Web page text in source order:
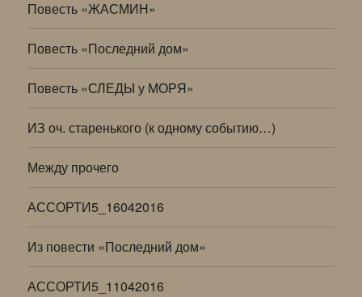
Повесть «ЖАСМИН»
Повесть «Последний дом»
Повесть «СЛЕДЫ у МОРЯ»
ИЗ оч. старенького (к одному событию…)
Между прочего
АССОРТИ5_16042016
Из повести «Последний дом»
АССОРТИ5_11042016